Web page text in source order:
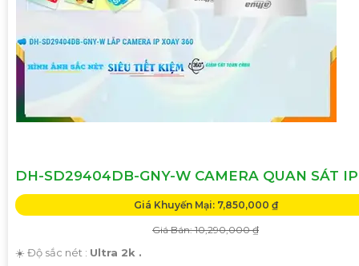
DH-SD29404DB-GNY-W CAMERA QUAN SÁT
Giá Khuyến Mại: 7,850,000 ₫
Giá Bán: 10,290,000 ₫
☀️ Độ sắc nét : Ultra 2k .